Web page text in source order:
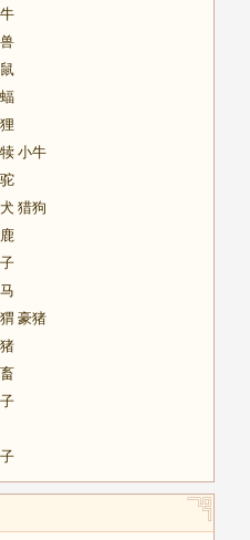
小牛
猎狗
豪猪